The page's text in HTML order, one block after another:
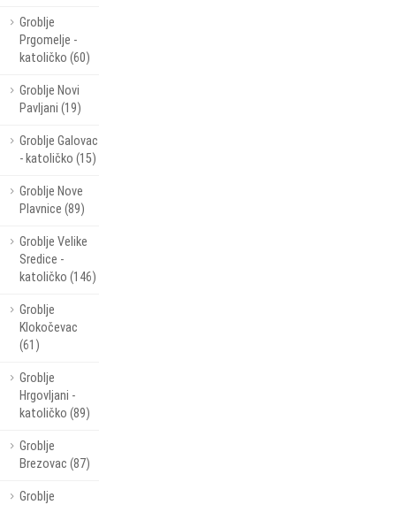
Groblje
Prgomelje -
katoličko (60)
Groblje Novi
Pavljani (19)
Groblje Galovac
- katoličko (15)
Groblje Nove
Plavnice (89)
Groblje Velike
Sredice -
katoličko (146)
Groblje
Klokočevac
(61)
Groblje
Hrgovljani -
katoličko (89)
Groblje
Brezovac (87)
Groblje